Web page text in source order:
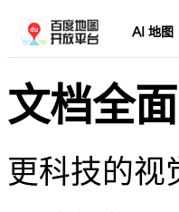
AI 地图
文档全
更科技的